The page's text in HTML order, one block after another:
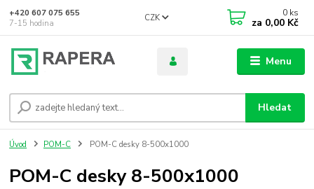
Menu
CZK
Hledat
+420 607 075 655
7-15 hodina
0 ks
za 0,00 Kč
Úvod POM-C POM-C desky 8-500x1000
POM-C desky 8-500x1000